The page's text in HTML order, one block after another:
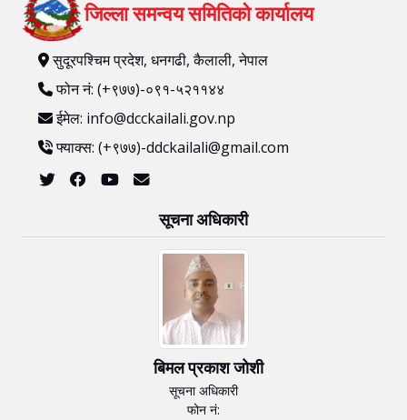
जिल्ला समन्वय समितिको कार्यालय
सुदूरपश्चिम प्रदेश, धनगढी, कैलाली, नेपाल
फोन नं: (+९७७)-०९१-५२११४४
ईमेल: info@dcckailali.gov.np
फ्याक्स: (+९७७)-ddckailali@gmail.com
सूचना अधिकारी
बिमल प्रकाश जोशी
सूचना अधिकारी
फोन नं: